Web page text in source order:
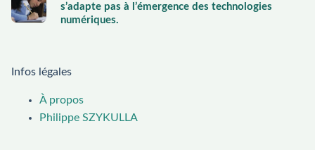
s’adapte pas à l’émergence des technologies
numériques.
Infos légales
À propos
Philippe SZYKULLA